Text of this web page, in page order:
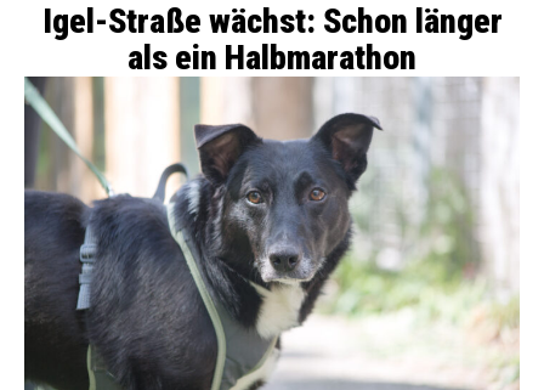
Igel-Straße wächst: Schon länger
als ein Halbmarathon